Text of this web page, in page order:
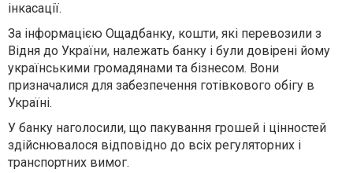
інкасації.
За інформацією Ощадбанку, кошти, які перевозили з
Відня до України, належать банку і були довірені йому
українськими громадянами та бізнесом. Вони
призначалися для забезпечення готівкового обігу в
Україні.
У банку наголосили, що пакування грошей і цінностей
здійснювалося відповідно до всіх регуляторних і
транспортних вимог.